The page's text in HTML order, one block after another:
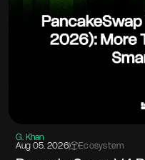
G. Khan
Aug 05. 2026| Ecosystem